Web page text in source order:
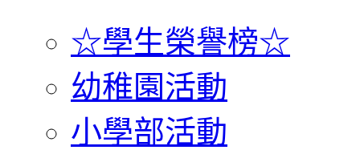
☆學生榮譽榜☆
幼稚園活動
小學部活動